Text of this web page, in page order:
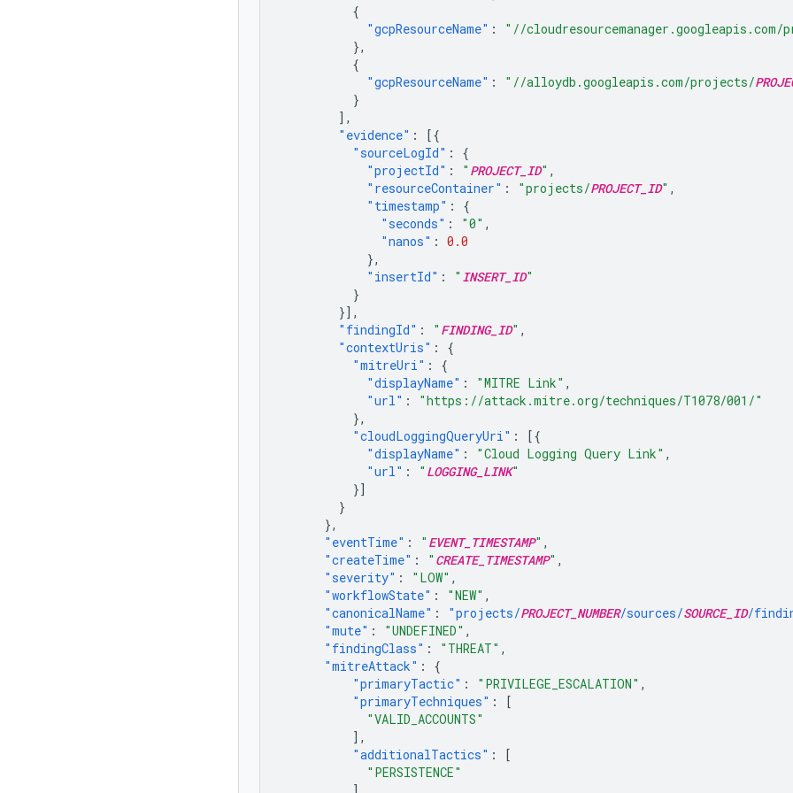
{
"gcpResourceName" : "//
},
{
"gcpResourceName" : "//alloydb.googleapis.com/projects/
}
],
"evidence" :
[{
"sourceLogId" :
{
"projectId" : " PROJECT_ID" ,
"resourceContainer" : "projects/PROJECT_ID" ,
"timestamp" :
{
"seconds" : "0" ,
"nanos" : 0.0
},
"insertId" : " INSERT_ID"
}
}],
"findingId" : " FINDING_ID" ,
"contextUris" :
{
"mitreUri" :
{
"displayName" : "MITRE Link" ,
"url" :
"https://attack.mitre.org/techniques/T1078/001/"
},
"cloudLoggingQueryUri" :
[{
"displayName" : "Cloud Logging Query Link" ,
"url" : " LOGGING_LINK"
}]
}
},
"eventTime" : " EVENT_TIMESTAMP" ,
"createTime" : " CREATE_TIMESTAMP" ,
"severity" : "LOW" ,
"workflowState" : "NEW" ,
"canonicalName" : "projects/PROJECT_NUMBER/sources/SOURCE_ID/
"mute" : "UNDEFINED" ,
"findingClass" : "THREAT" ,
"mitreAttack" :
{
"primaryTactic" : "PRIVILEGE_ESCALATION" ,
"primaryTechniques" :
[
"VALID_ACCOUNTS"
],
"additionalTactics" :
[
"PERSISTENCE"